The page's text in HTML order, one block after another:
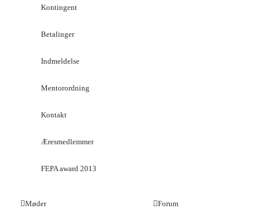
Kontingent
Betalinger
Indmeldelse
Mentorordning
Kontakt
Æresmedlemmer
FEPA award 2013
Møder
Forum